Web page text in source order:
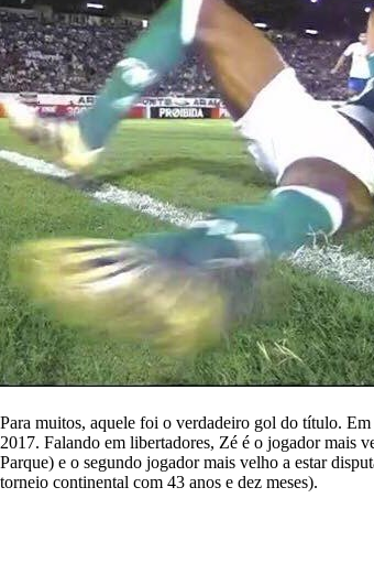
Para muitos, aquele foi o verdadeiro gol do título.
2017. Falando em libertadores, Zé é o jogador mais
Parque) e o segundo jogador mais velho a estar
torneio continental com 43 anos e dez meses).